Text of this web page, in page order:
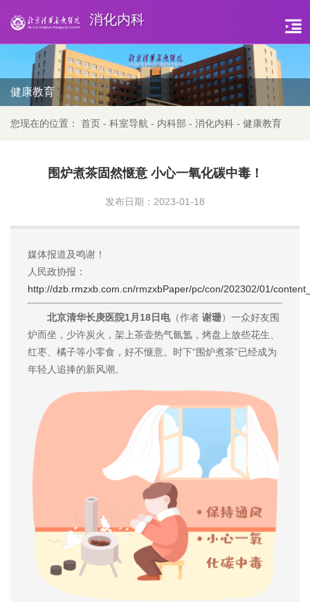
消化内科
健康教育
您现在的位置： 首页 - 科室导航 - 内科部 - 消化内科 - 健康教育
围炉煮茶固然惬意 小心一氧化碳中毒！
发布日期：2023-01-18
媒体报道及鸣谢！
人民政协报：
http://dzb.rmzxb.com.cn/rmzxbPaper/pc/con/202302/01/
北京清华长庚医院1月18日电（作者 谢珊）一众好友围
炉而坐，少许炭火，架上茶壶热气氤氲，烤盘上放些花生、
红枣、橘子等小零食，好不惬意。时下“围炉煮茶”已经成为
年轻人追捧的新风潮。